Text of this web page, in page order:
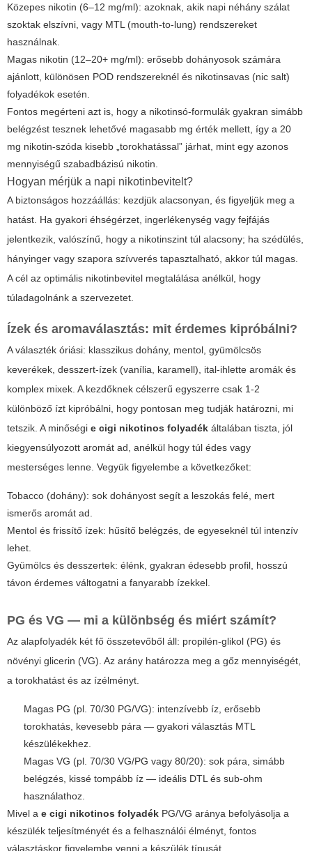
Közepes nikotin (6–12 mg/ml): azoknak, akik napi néhány szálat
szoktak elszívni, vagy MTL (mouth-to-lung) rendszereket
használnak.
Magas nikotin (12–20+ mg/ml): erősebb dohányosok számára
ajánlott, különösen POD rendszereknél és nikotinsavas (nic salt)
folyadékok esetén.
Fontos megérteni azt is, hogy a nikotinsó-formulák gyakran simább
belégzést tesznek lehetővé magasabb mg érték mellett, így a 20
mg nikotin-szóda kisebb „torokhatással” járhat, mint egy azonos
mennyiségű szabadbázisú nikotin.
Hogyan mérjük a napi nikotinbevitelt?
A biztonságos hozzáállás: kezdjük alacsonyan, és figyeljük meg a
hatást. Ha gyakori éhségérzet, ingerlékenység vagy fejfájás
jelentkezik, valószínű, hogy a nikotinszint túl alacsony; ha szédülés,
hányinger vagy szapora szívverés tapasztalható, akkor túl magas.
A cél az optimális nikotinbevitel megtalálása anélkül, hogy
túladagolnánk a szervezetet.
Ízek és aromaválasztás: mit érdemes kipróbálni?
A választék óriási: klasszikus dohány, mentol, gyümölcsös
keverékek, desszert-ízek (vanília, karamell), ital-ihlette aromák és
komplex mixek. A kezdőknek célszerű egyszerre csak 1-2
különböző ízt kipróbálni, hogy pontosan meg tudják határozni, mi
tetszik. A minőségi e cigi nikotinos folyadék általában tiszta, jól
kiegyensúlyozott aromát ad, anélkül hogy túl édes vagy
mesterséges lenne. Vegyük figyelembe a következőket:
Tobacco (dohány): sok dohányost segít a leszokás felé, mert
ismerős aromát ad.
Mentol és frissítő ízek: hűsítő belégzés, de egyeseknél túl intenzív
lehet.
Gyümölcs és desszertek: élénk, gyakran édesebb profil, hosszú
távon érdemes váltogatni a fanyarabb ízekkel.
PG és VG — mi a különbség és miért számít?
Az alapfolyadék két fő összetevőből áll: propilén-glikol (PG) és
növényi glicerin (VG). Az arány határozza meg a gőz mennyiségét,
a torokhatást és az ízélményt.
Magas PG (pl. 70/30 PG/VG): intenzívebb íz, erősebb
torokhatás, kevesebb pára — gyakori választás MTL
készülékekhez.
Magas VG (pl. 70/30 VG/PG vagy 80/20): sok pára, simább
belégzés, kissé tompább íz — ideális DTL és sub-ohm
használathoz.
Mivel a e cigi nikotinos folyadék PG/VG aránya befolyásolja a
készülék teljesítményét és a felhasználói élményt, fontos
választáskor figyelembe venni a készülék típusát.